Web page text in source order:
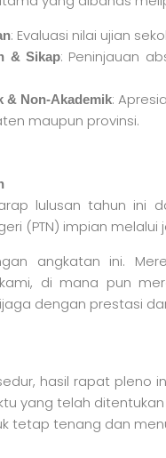
: Evaluasi nilai ujian
& Sikap: Peninjauan
& Non-Akademik:
maupun provinsi.
lulusan tahun ini
(PTN) impian melalui
angkatan ini.
di mana pun
dengan prestasi
hasil rapat pleno
yang telah
tetap tenang dan